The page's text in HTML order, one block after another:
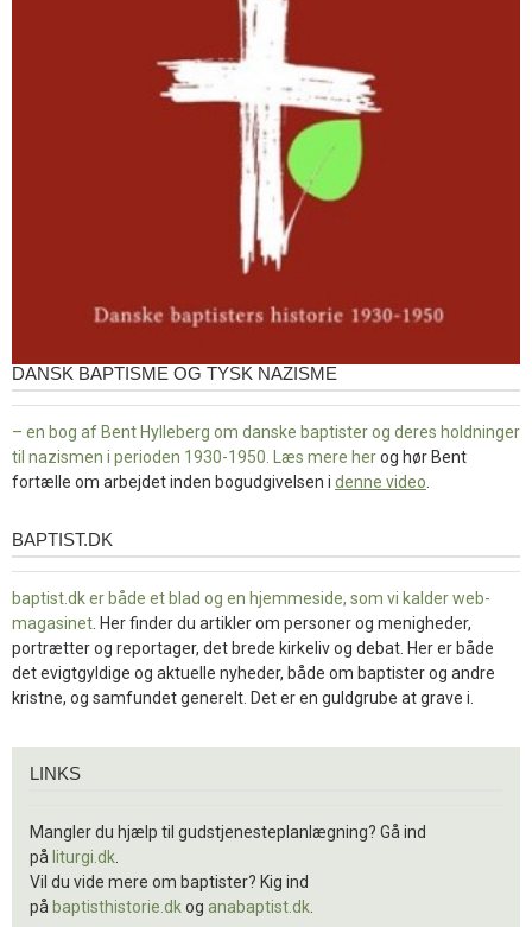
DANSK BAPTISME OG TYSK NAZISME
– en bog af Bent Hylleberg om danske baptister og deres holdninger
til nazismen i perioden 1930-1950. Læs mere herog hør Bent
fortælle om arbejdet inden bogudgivelsen i denne video
baptist.dk
BAPTIST.DK
baptist.dk er både et blad og en hjemmeside, som vi kalder web-
magasinet . Her finder du artikler om personer og menigheder,
portrætter og reportager, det brede kirkeliv og debat. Her er både
det evigtgyldige og aktuelle nyheder, både om baptister og andre
kristne, og samfundet generelt. Det er en guldgrube at grave i.
LINKS
Mangler du hjælp til gudstjenesteplanlægning? Gå ind
på liturgi.dk
Vil du vide mere om baptister? Kig ind
på baptisthistorie.dkog anabaptist.dk